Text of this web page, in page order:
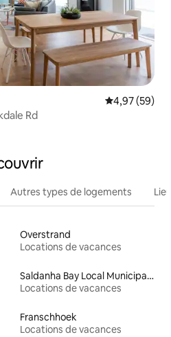
Évaluation
4,97 (59)
Rd
Autres types de logements
Overstrand
Locations de vacances
Saldanha Bay Local Municipality
Locations de vacances
Franschhoek
Locations de vacances